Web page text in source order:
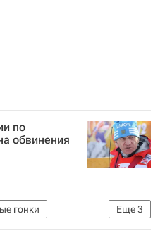
по
обвинения
Еще3
гонки
комитет (МОК)